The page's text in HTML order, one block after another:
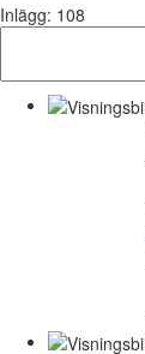
Inlägg: 108